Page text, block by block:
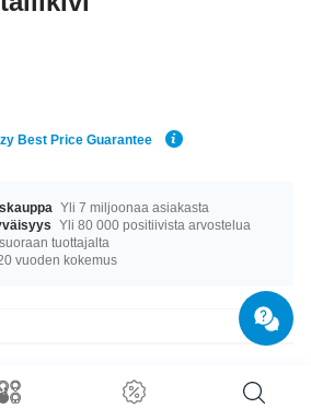
Best Price Guarantee
Yli 7 miljoonaa asiakasta
Yli 80 000 positiivista arvostelua
tuottajalta
vuoden kokemus
Saatavilla pituudessa 6 mm. Koon 4 mm pallot